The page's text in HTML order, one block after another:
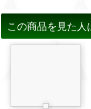
この商品を見た人